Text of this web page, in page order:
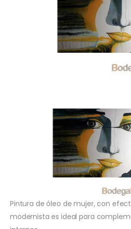
Pintura de óleo de mujer, con
modernista es ideal para